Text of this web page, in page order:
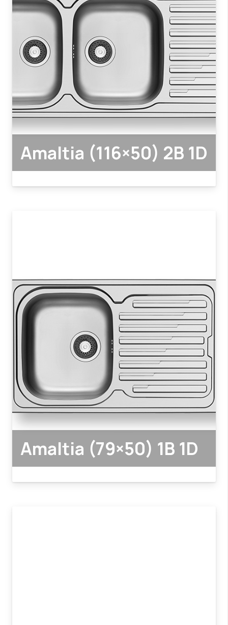
Amaltia (116×50) 2B 1D
Amaltia (79×50) 1B 1D